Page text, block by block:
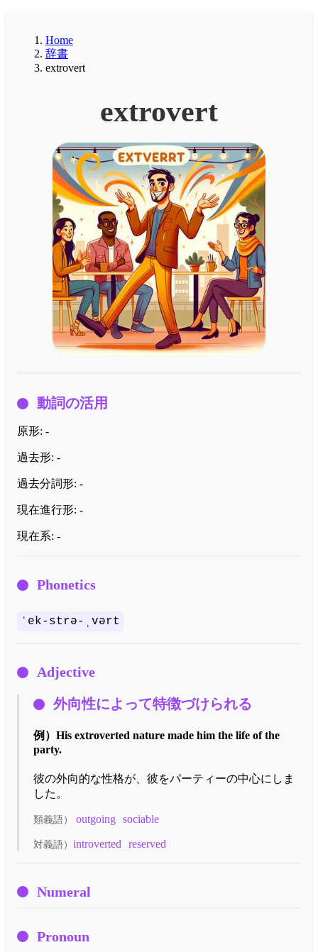
Home
辞書
extrovert
extrovert
動詞の活用
原形: -
過去形: -
過去分詞形: -
現在進行形: -
現在系: -
Phonetics
ˈek-strə-ˌvərt
Adjective
外向性によって特徴づけられる
例） His extroverted nature made him the life of the
party.
彼の外向的な性格が、彼をパーティーの中心にしま
した。
類義語） outgoing sociable
対義語） introverted reserved
Numeral
Pronoun